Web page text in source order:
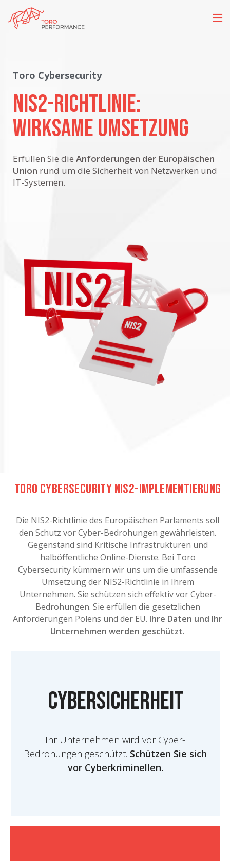
Toro Cybersecurity
NIS2-Richtlinie:
wirksame Umsetzung
Erfüllen Sie die Anforderungen der Europäischen
Union rund um die Sicherheit von Netzwerken und
IT-Systemen.
Toro Cybersecurity NIS2-Implementierung
Die NIS2-Richtlinie des Europäischen Parlaments soll
den Schutz vor Cyber-Bedrohungen gewährleisten.
Gegenstand sind Kritische Infrastrukturen und
halböffentliche Online-Dienste. Bei Toro
Cybersecurity kümmern wir uns um die umfassende
Umsetzung der NIS2-Richtlinie in Ihrem
Unternehmen. Sie schützen sich effektiv vor Cyber-
Bedrohungen. Sie erfüllen die gesetzlichen
Anforderungen Polens und der EU. Ihre Daten und Ihr
Unternehmen werden geschützt.
Cybersicherheit
Ihr Unternehmen wird vor Cyber-
Bedrohungen geschützt. Schützen Sie sich
vor Cyberkriminellen.